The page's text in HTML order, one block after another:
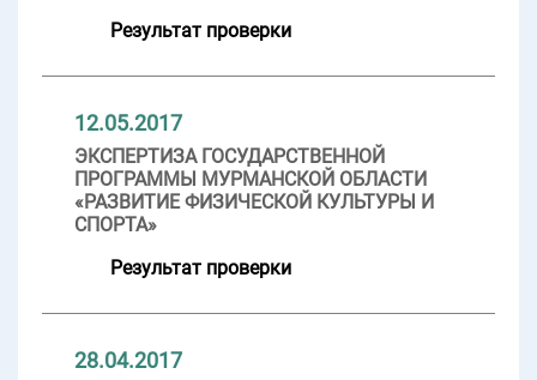
Результат проверки
12.05.2017
ЭКСПЕРТИЗА ГОСУДАРСТВЕННОЙ
ПРОГРАММЫ МУРМАНСКОЙ ОБЛАСТИ
«РАЗВИТИЕ ФИЗИЧЕСКОЙ КУЛЬТУРЫ И
СПОРТА»
Результат проверки
28.04.2017